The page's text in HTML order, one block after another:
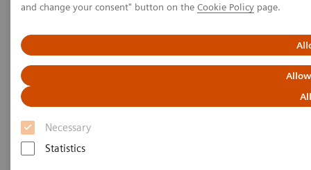
and change your consent" button on the Cookie Policy page.
Necessary
Statistics
Startseite Medizinische Bildgebung
Computertomographie